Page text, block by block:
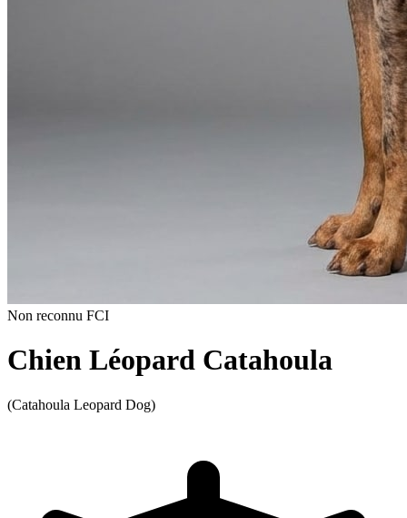
Non reconnu FCI
Chien Léopard Catahoula
(Catahoula Leopard Dog)